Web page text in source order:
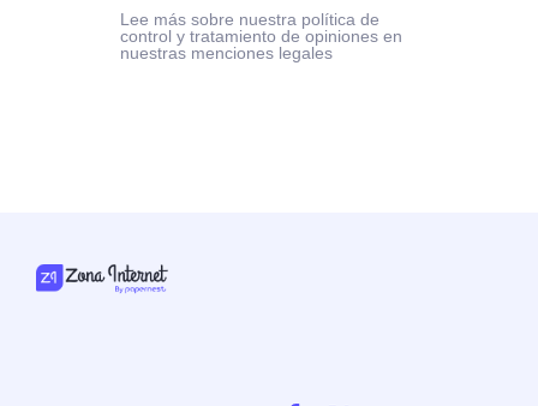
Lee más sobre nuestra política de
control y tratamiento de opiniones en
nuestras menciones legales